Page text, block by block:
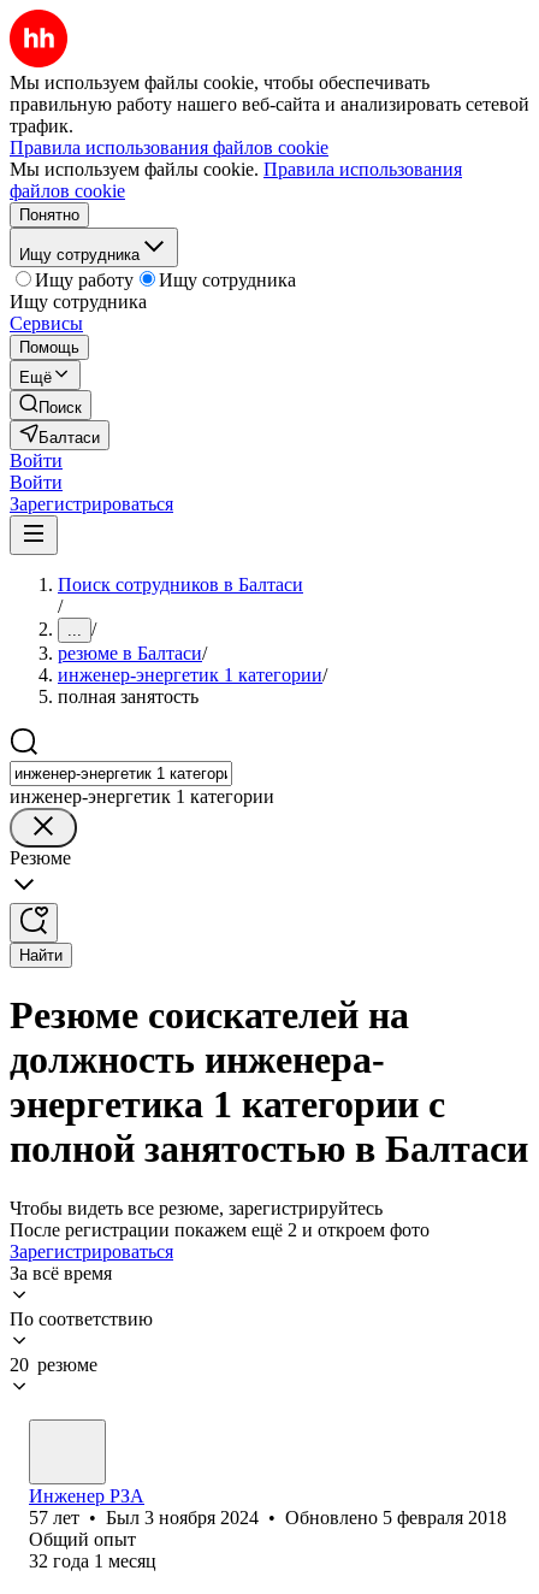
Мы используем файлы cookie, чтобы обеспечивать
правильную работу нашего веб-сайта и анализировать сетевой
трафик.
Правила использования файлов cookie
Мы используем файлы cookie. Правила использования
файлов cookie
Понятно
Ищу сотрудника
Ищу работу
Ищу сотрудника
Ищу сотрудника
Сервисы
Помощь
Ещё
Поиск
Балтаси
Войти
Войти
Зарегистрироваться
Поиск сотрудников в Балтаси
/
... /
резюме в Балтаси/
инженер-энергетик 1 категории/
полная занятость
инженер-энергетик 1 категории
Резюме
Найти
Резюме соискателей на
должность инженера-
энергетика 1 категории с
полной занятостью в Балтаси
Чтобы видеть все резюме, зарегистрируйтесь
После регистрации покажем ещё 2 и откроем фото
Зарегистрироваться
За всё время
По соответствию
20 резюме
Инженер РЗА
57 лет • Был 3 ноября 2024 • Обновлено 5 февраля 2018
Общий опыт
32 года 1 месяц